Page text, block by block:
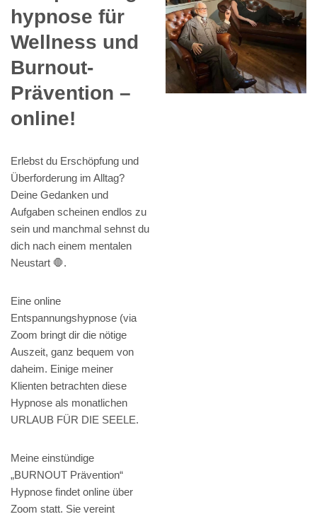
hypnose für
Wellness und
Burnout-
Prävention –
online!
Erlebst du Erschöpfung und
Überforderung im Alltag?
Deine Gedanken und
Aufgaben scheinen endlos zu
sein und manchmal sehnst du
dich nach einem mentalen
Neustart 🛑.
Eine online
Entspannungshypnose (via
Zoom bringt dir die nötige
Auszeit, ganz bequem von
daheim. Einige meiner
Klienten betrachten diese
Hypnose als monatlichen
URLAUB FÜR DIE SEELE.
Meine einstündige
„BURNOUT Prävention“
Hypnose findet online über
Zoom statt. Sie vereint